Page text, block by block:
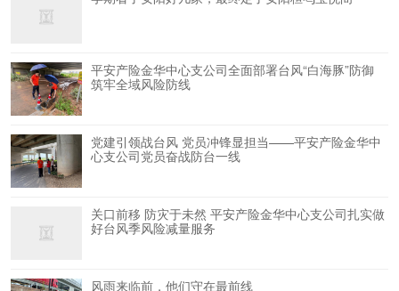
平安产险金华中心支公司全面部署台风“白海豚”防御
筑牢全域风险防线
党建引领战台风 党员冲锋显担当——平安产险金华中
心支公司党员奋战防台一线
关口前移 防灾于未然 平安产险金华中心支公司扎实做
好台风季风险减量服务
风雨来临前，他们守在最前线